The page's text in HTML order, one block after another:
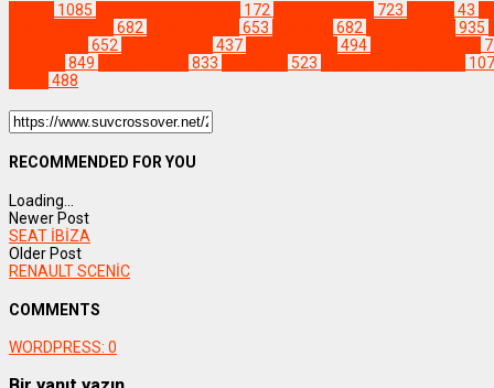
1085 172 723 43
682 653 682 935
652 437 494
849 833 523
488
RECOMMENDED FOR YOU
Loading...
Newer Post
SEAT İBİZA
Older Post
RENAULT SCENİC
COMMENTS
WORDPRESS: 0